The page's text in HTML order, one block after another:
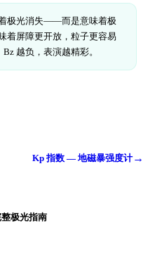
极光消失——而是意味着极
着屏障更开放，粒子更容易
Bz 越负，表演越精彩。
Kp 指数 — 地磁暴强度计→
极光指南